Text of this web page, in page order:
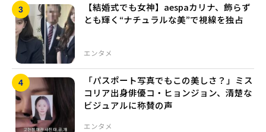
エンタメ
【結婚式でも女神】aespaカリナ、飾らず
とも輝く“ナチュラルな美”で視線を独占
エンタメ
「パスポート写真でもこの美しさ？」ミス
コリア出身俳優コ・ヒョンジョン、清楚な
ビジュアルに称賛の声